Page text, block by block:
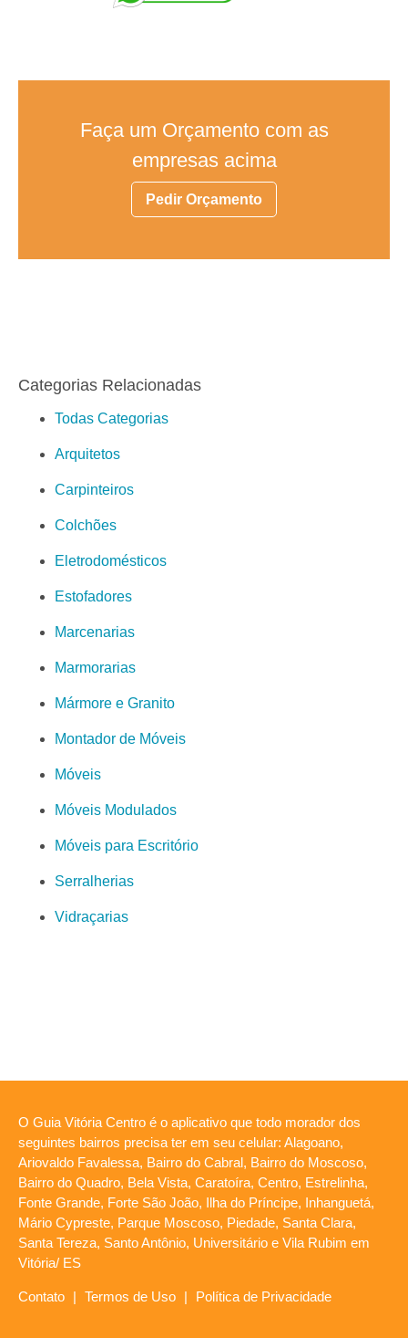
Faça um Orçamento com as
empresas acima
Pedir Orçamento
Categorias Relacionadas
Todas Categorias
Arquitetos
Carpinteiros
Colchões
Eletrodomésticos
Estofadores
Marcenarias
Marmorarias
Mármore e Granito
Montador de Móveis
Móveis
Móveis Modulados
Móveis para Escritório
Serralherias
Vidraçarias
O Guia Vitória Centro é o aplicativo que todo morador dos
seguintes bairros precisa ter em seu celular: Alagoano,
Ariovaldo Favalessa, Bairro do Cabral, Bairro do Moscoso,
Bairro do Quadro, Bela Vista, Caratoíra, Centro, Estrelinha,
Fonte Grande, Forte São João, Ilha do Príncipe, Inhanguetá,
Mário Cypreste, Parque Moscoso, Piedade, Santa Clara,
Santa Tereza, Santo Antônio, Universitário e Vila Rubim em
Vitória/ ES
Contato | Termos de Uso | Política de Privacidade